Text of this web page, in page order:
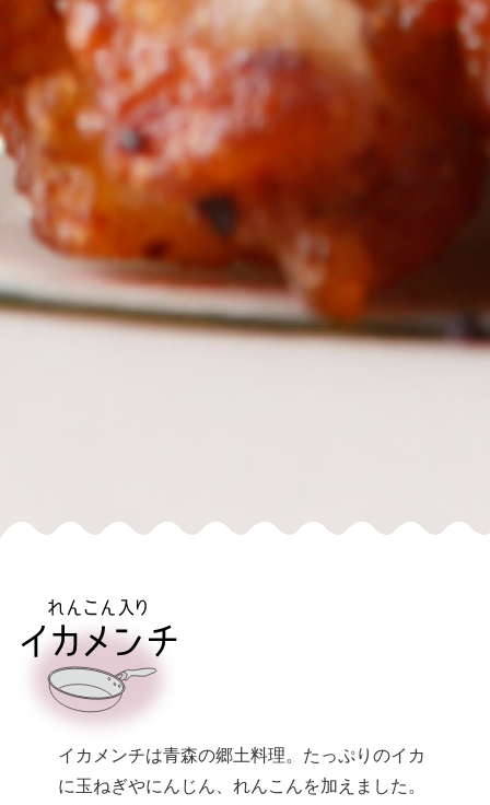
イカメンチは青森の郷土料理。たっぷりのイカ
に玉ねぎやにんじん、れんこんを加えました。